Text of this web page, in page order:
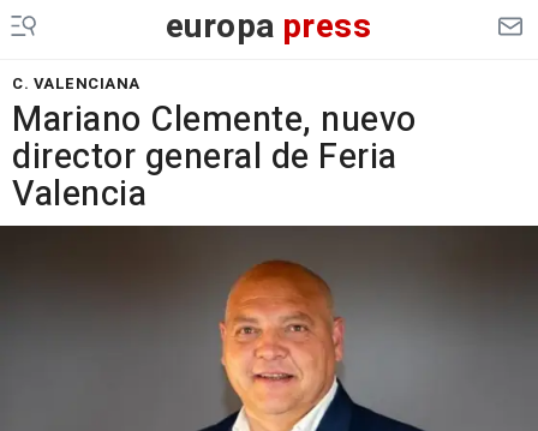
europa press
C. VALENCIANA
Mariano Clemente, nuevo
director general de Feria
Valencia